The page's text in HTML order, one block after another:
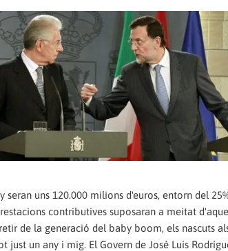
uns 120.000 milions d'euros, entorn del
contributives suposaran a meitat
de la generació del baby boom, els nascuts
un any i mig. El Govern de José Luis